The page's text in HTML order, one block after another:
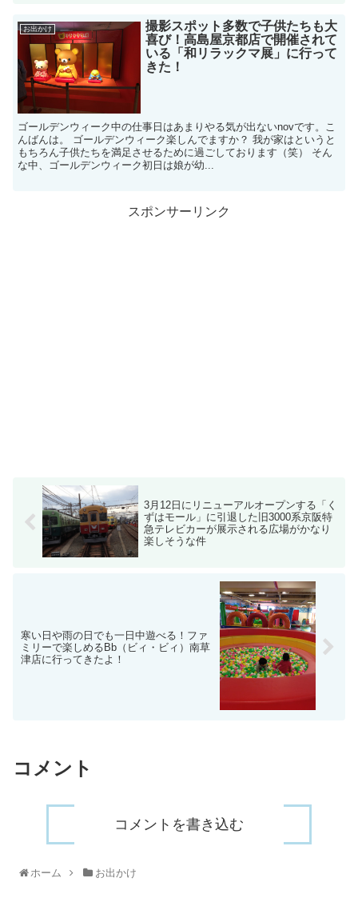
お出かけ
撮影スポット多数で子供たちも大
喜び！高島屋京都店で開催されて
いる「和リラックマ展」に行って
きた！
ゴールデンウィーク中の仕事日はあまりやる気が出ないnovです。こ
んばんは。 ゴールデンウィーク楽しんでますか？ 我が家はというと
もちろん子供たちを満足させるために過ごしております（笑） そん
な中、ゴールデンウィーク初日は娘が幼...
スポンサーリンク
3月12日にリニューアルオープンする「く
ずはモール」に引退した旧3000系京阪特
急テレビカーが展示される広場がかなり
楽しそうな件
寒い日や雨の日でも一日中遊べる！ファ
ミリーで楽しめるBb（ビィ・ビィ）南草
津店に行ってきたよ！
コメント
コメントを書き込む
ホーム お出かけ